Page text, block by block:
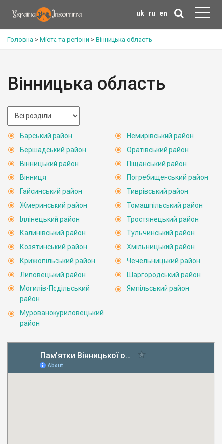
uk ru en
Головна > Міста та регіони > Вінницька область
Вінницька область
Барський район
Бершадський район
Вінницький район
Вінниця
Гайсинський район
Жмеринський район
Іллінецький район
Калинівський район
Козятинський район
Крижопільський район
Липовецький район
Могилів-Подільський
район
Мурованокуриловецький
район
Немирівський район
Оратівський район
Піщанський район
Погребищенський район
Тиврівський район
Томашпільський район
Тростянецький район
Тульчинський район
Хмільницький район
Чечельницький район
Шаргородський район
Ямпільський район